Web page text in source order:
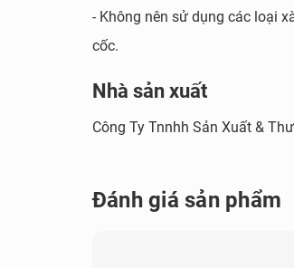
- Không nên sử dụng các loại
cốc.
Nhà sản xuất
Công Ty Tnnhh Sản Xuất &
Đánh giá sản phẩm